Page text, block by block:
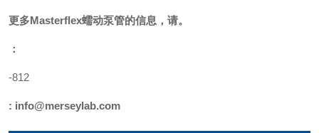
更多Masterflex蠕动泵管的信息，请。
：
-812
: info@merseylab.com